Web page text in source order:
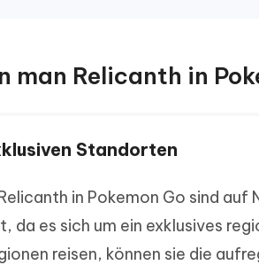
man Relicanth in
Standorten
in Pokemon Go sind auf
da es sich um ein exklusives
reisen, können sie die